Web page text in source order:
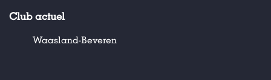
Club actuel
Waasland-Beveren